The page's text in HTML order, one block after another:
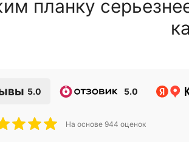
планку
5.0 5.0
На основе 944 оценок